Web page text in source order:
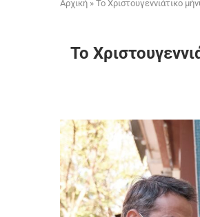
Αρχική » Το Χριστουγεννιάτικο
Το